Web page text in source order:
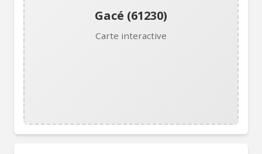
Gacé (61230)
Carte interactive